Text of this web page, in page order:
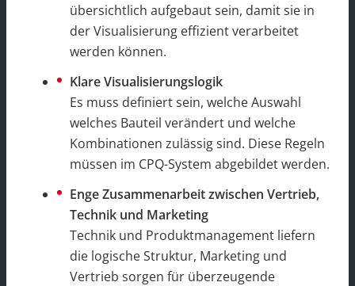
übersichtlich aufgebaut sein, damit sie in
der Visualisierung effizient verarbeitet
werden können.
Klare Visualisierungslogik
Es muss definiert sein, welche Auswahl
welches Bauteil verändert und welche
Kombinationen zulässig sind. Diese Regeln
müssen im CPQ-System abgebildet werden.
Enge Zusammenarbeit zwischen Vertrieb,
Technik und Marketing
Technik und Produktmanagement liefern
die logische Struktur, Marketing und
Vertrieb sorgen für überzeugende